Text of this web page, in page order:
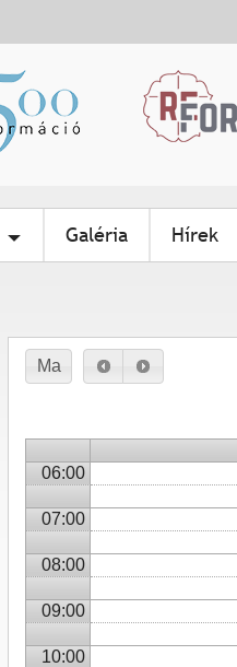
Galéria Hírek
Ma
01:00
03:00
04:00
06:00
07:00
08:00
09:00
10:00